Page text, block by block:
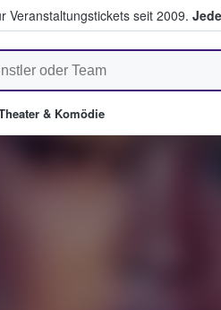
Veranstaltungstickets seit 2009.
kaufen & verkaufen
& Komödie